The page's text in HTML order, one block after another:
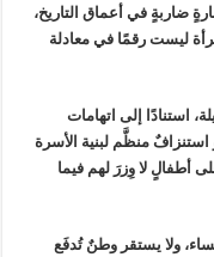
ضاربةٍ في أعماق التاريخ،
ليست رقمًا في معادلة
استنادًا إلى اتهامات
منظَّم لبنية الأسرة
أطفالٍ لا وِزرَ لهم فيما
ولا يستقر وطنٌ تُدفَع